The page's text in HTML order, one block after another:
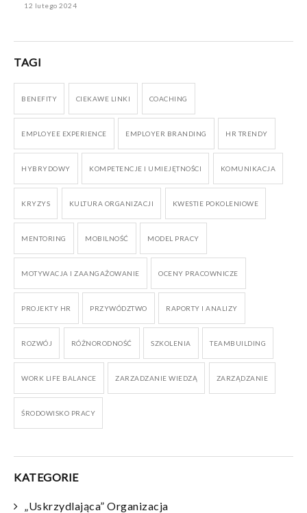
12 lutego 2024
TAGI
BENEFITY CIEKAWE LINKI COACHING
EMPLOYEE EXPERIENCE EMPLOYER BRANDING HR TRENDY
HYBRYDOWY KOMPETENCJE I UMIEJĘTNOŚCI KOMUNIKACJA
KRYZYS KULTURA ORGANIZACJI KWESTIE POKOLENIOWE
MENTORING MOBILNOŚĆ MODEL PRACY
MOTYWACJA I ZAANGAŻOWANIE OCENY PRACOWNICZE
PROJEKTY HR PRZYWÓDZTWO RAPORTY I ANALIZY
ROZWÓJ RÓŻNORODNOŚĆ SZKOLENIA TEAMBUILDING
WORK LIFE BALANCE ZARZADZANIE WIEDZĄ ZARZĄDZANIE
ŚRODOWISKO PRACY
KATEGORIE
„Uskrzydlająca” Organizacja